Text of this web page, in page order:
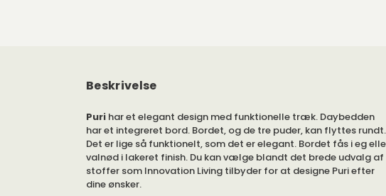
Beskrivelse
Puri har et elegant design med funktionelle træk. Daybedden
har et integreret bord. Bordet, og de tre puder, kan flyttes rundt.
Det er lige så funktionelt, som det er elegant. Bordet fås i eg
valnød i lakeret finish. Du kan vælge blandt det brede udvalg af
stoffer som Innovation Living tilbyder for at designe Puri efter
dine ønsker.